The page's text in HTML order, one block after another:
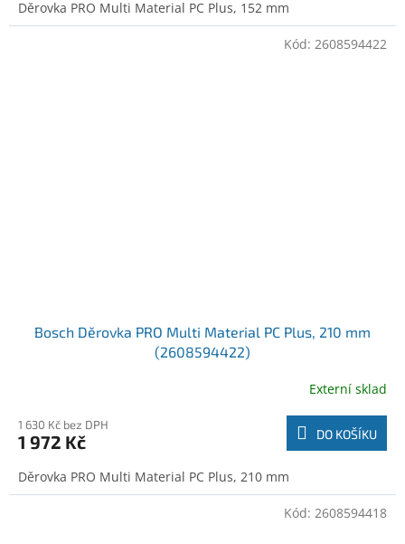
Děrovka PRO Multi Material PC Plus, 152 mm
Bosch Děrovka PRO Multi Material PC Plus, 210 mm
(2608594422)
Externí sklad
1 630 Kč bez DPH
1 972 Kč DO KOŠÍKU
Děrovka PRO Multi Material PC Plus, 210 mm
Kód: 2608594422
Kód: 2608594418